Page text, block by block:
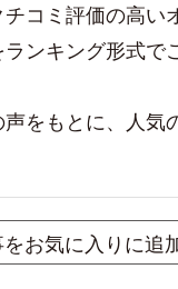
コミ評価の高い
ンキング形式で
をもとに、人気
お気に入りに追